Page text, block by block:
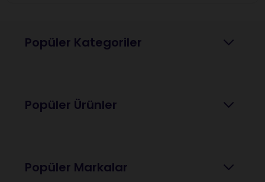
Popüler Kategoriler
Popüler Ürünler
Popüler Markalar